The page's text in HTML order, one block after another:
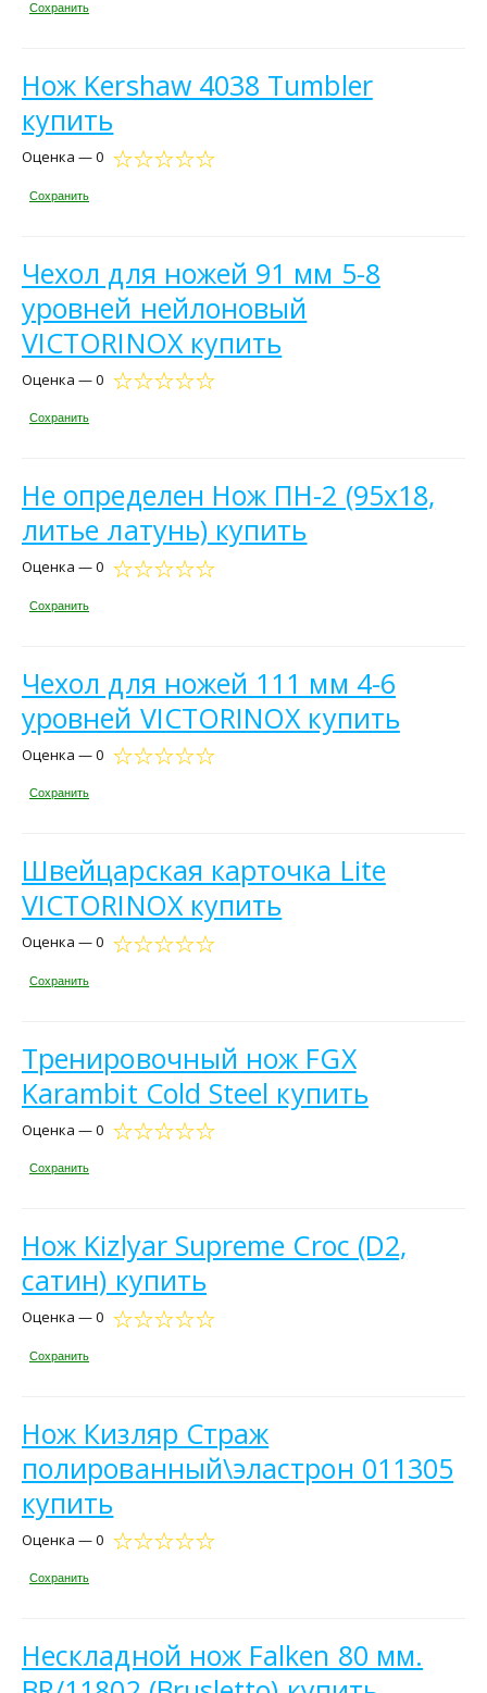
Сохранить
Нож Kershaw 4038 Tumbler
купить
Оценка — 0
Сохранить
Чехол для ножей 91 мм 5-8
уровней нейлоновый
VICTORINOX купить
Оценка — 0
Сохранить
Не определен Нож ПН-2 (95х18,
литье латунь) купить
Оценка — 0
Сохранить
Чехол для ножей 111 мм 4-6
уровней VICTORINOX купить
Оценка — 0
Сохранить
Швейцарская карточка Lite
VICTORINOX купить
Оценка — 0
Сохранить
Тренировочный нож FGX
Karambit Cold Steel купить
Оценка — 0
Сохранить
Нож Kizlyar Supreme Croc (D2,
сатин) купить
Оценка — 0
Сохранить
Нож Кизляр Страж
полированный\эластрон 011305
купить
Оценка — 0
Сохранить
Нескладной нож Falken 80 мм.